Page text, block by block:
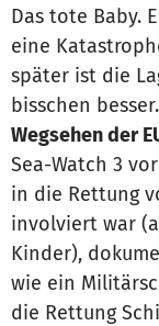
Das tote Baby.
eine
später ist die
bisschen besser.
Wegsehen der
Sea-Watch 3
in die Rettung
involviert war
Kinder),
wie ein
die Rettung